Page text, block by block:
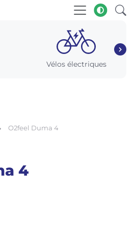
Vélos électriques
O2feel Duma 4
4